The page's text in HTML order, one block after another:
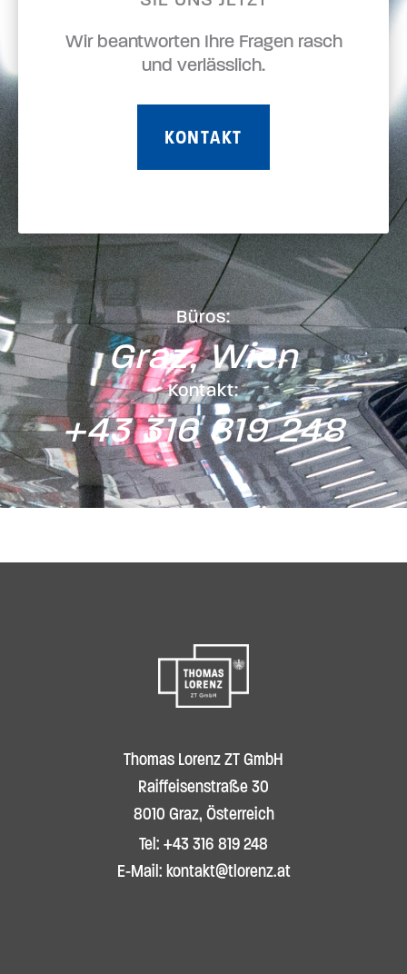
Wir beantworten Ihre Fragen rasch
und verlässlich.
KONTAKT
Büros:
Graz, Wien
Kontakt:
+43 316 819 248
Thomas Lorenz ZT GmbH
Raiffeisenstraße 30
8010 Graz, Österreich
Tel: +43 316 819 248
E-Mail: kontakt@tlorenz.at